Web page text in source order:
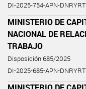
DI-2025-754-APN-
MINISTERIO DE
NACIONAL DE
TRABAJO
Disposición 685/2025
DI-2025-685-APN-